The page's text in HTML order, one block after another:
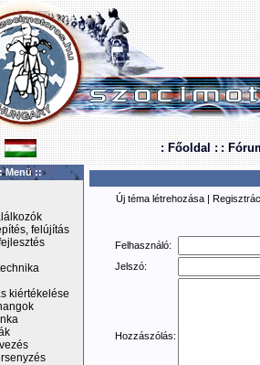
: Főoldal : :
Menü ::
felújítás
kiértékelése
Új téma létrehozása |
Felhasználó:
Jelszó:
Hozzászólás: